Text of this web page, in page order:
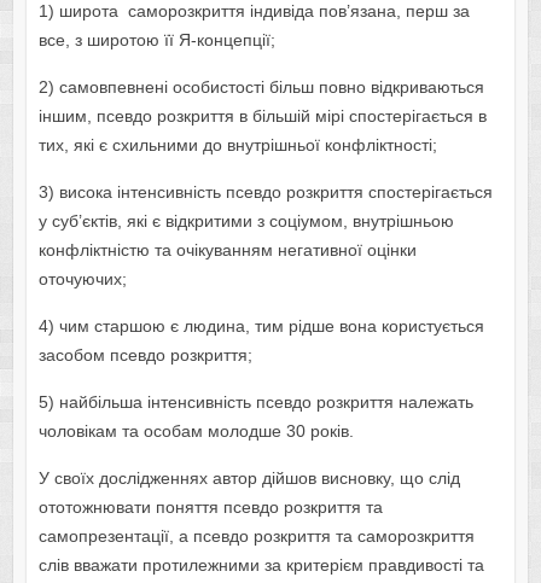
1) широта саморозкриття індивіда пов’язана, перш за
все, з широтою її Я-концепції;
2) самовпевнені особистості більш повно відкриваються
іншим, псевдо розкриття в більшій мірі спостерігається в
тих, які є схильними до внутрішньої конфліктності;
3) висока інтенсивність псевдо розкриття спостерігається
у суб’єктів, які є відкритими з соціумом, внутрішньою
конфліктністю та очікуванням негативної оцінки
оточуючих;
4) чим старшою є людина, тим рідше вона користується
засобом псевдо розкриття;
5) найбільша інтенсивність псевдо розкриття належать
чоловікам та особам молодше 30 років.
У своїх дослідженнях автор дійшов висновку, що слід
ототожнювати поняття псевдо розкриття та
самопрезентації, а псевдо розкриття та саморозкриття
слів вважати протилежними за критерієм правдивості та